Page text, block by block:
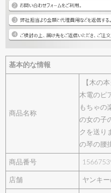
基本的な情報
商品名称
【木の
木電のピ
もちゃの
の女の子
クを送り
の琴の腰
商品番号
店舗 ヤンキ